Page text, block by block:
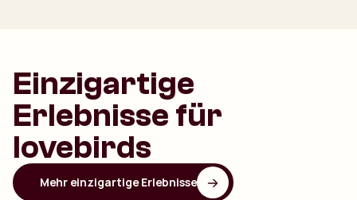
Einzigartige
Erlebnisse für
lovebirds
Mehr einzigartige Erlebnisse